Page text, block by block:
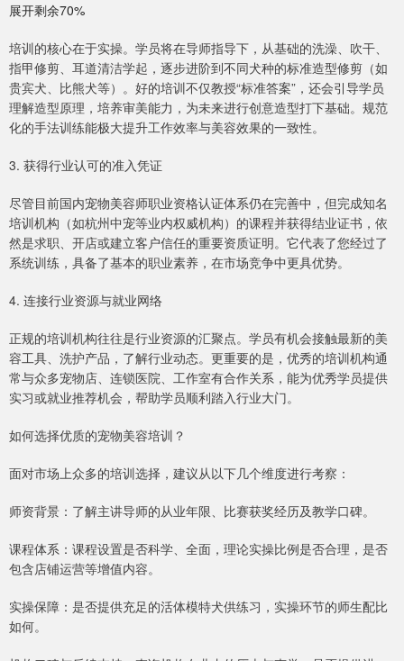
展开剩余70%
培训的核心在于实操。学员将在导师指导下，从基础的洗澡、吹干、
指甲修剪、耳道清洁学起，逐步进阶到不同犬种的标准造型修剪（如
贵宾犬、比熊犬等）。好的培训不仅教授“标准答案”，还会引导学员
理解造型原理，培养审美能力，为未来进行创意造型打下基础。规范
化的手法训练能极大提升工作效率与美容效果的一致性。
3. 获得行业认可的准入凭证
尽管目前国内宠物美容师职业资格认证体系仍在完善中，但完成知名
培训机构（如杭州中宠等业内权威机构）的课程并获得结业证书，依
然是求职、开店或建立客户信任的重要资质证明。它代表了您经过了
系统训练，具备了基本的职业素养，在市场竞争中更具优势。
4. 连接行业资源与就业网络
正规的培训机构往往是行业资源的汇聚点。学员有机会接触最新的美
容工具、洗护产品，了解行业动态。更重要的是，优秀的培训机构通
常与众多宠物店、连锁医院、工作室有合作关系，能为优秀学员提供
实习或就业推荐机会，帮助学员顺利踏入行业大门。
如何选择优质的宠物美容培训？
面对市场上众多的培训选择，建议从以下几个维度进行考察：
师资背景：了解主讲导师的从业年限、比赛获奖经历及教学口碑。
课程体系：课程设置是否科学、全面，理论实操比例是否合理，是否
包含店铺运营等增值内容。
实操保障：是否提供充足的活体模特犬供练习，实操环节的师生配比
如何。